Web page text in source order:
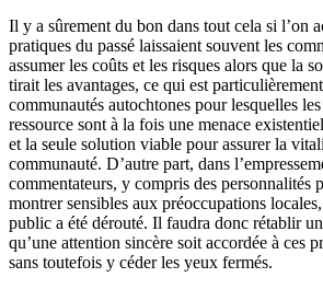
Il y a sûrement du bon dans tout cela si l’on
pratiques du passé laissaient souvent les
assumer les coûts et les risques alors que la
tirait les avantages, ce qui est
communautés autochtones pour lesquelles
ressource sont à la fois une menace
et la seule solution viable pour assurer la
communauté. D’autre part, dans
commentateurs, y compris des personnalités
montrer sensibles aux préoccupations
public a été dérouté. Il faudra donc rétablir
qu’une attention sincère soit accordée à ces
sans toutefois y céder les yeux fermés.